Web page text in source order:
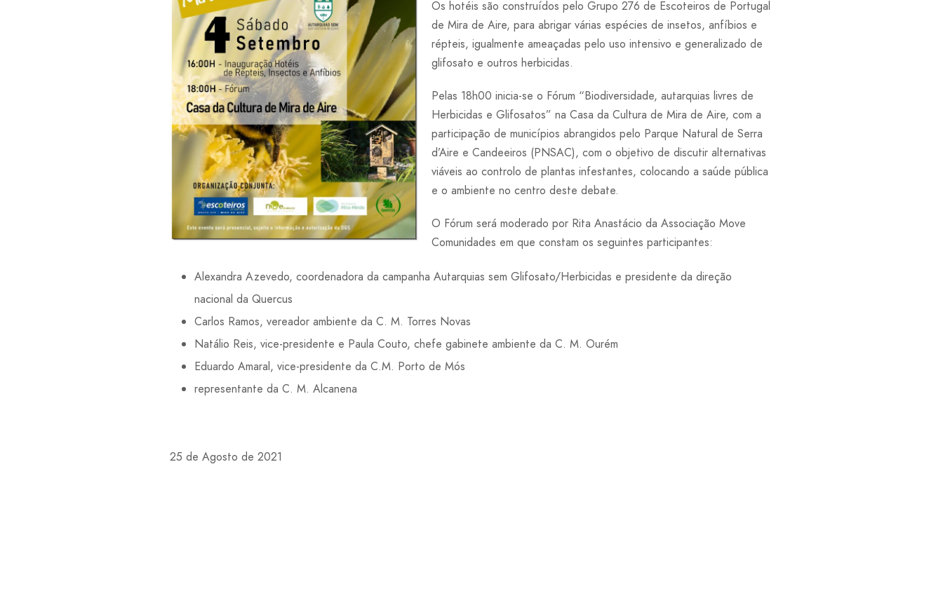
Os hotéis são construídos pelo Grupo 276 de Escoteiros de Portugal
de Mira de Aire, para abrigar várias espécies de insetos, anfíbios e
répteis, igualmente ameaçadas pelo uso intensivo e generalizado de
glifosato e outros herbicidas.
Pelas 18h00 inicia-se o Fórum “Biodiversidade, autarquias livres de
Herbicidas e Glifosatos” na Casa da Cultura de Mira de Aire, com a
participação de municípios abrangidos pelo Parque Natural de Serra
d’Aire e Candeeiros (PNSAC), com o objetivo de discutir alternativas
viáveis ao controlo de plantas infestantes, colocando a saúde pública
e o ambiente no centro deste debate.
O Fórum será moderado por Rita Anastácio da Associação Move
Comunidades em que constam os seguintes participantes:
Alexandra Azevedo, coordenadora da campanha Autarquias sem Glifosato/Herbicidas e presidente da direção
nacional da Quercus
Carlos Ramos, vereador ambiente da C. M. Torres Novas
Natálio Reis, vice-presidente e Paula Couto, chefe gabinete ambiente da C. M. Ourém
Eduardo Amaral, vice-presidente da C.M. Porto de Mós
representante da C. M. Alcanena
25 de Agosto de 2021